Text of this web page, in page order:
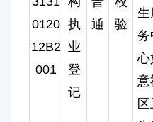
0120
12B2
001
执
业
登
记
通
验
生
务
心
意
区